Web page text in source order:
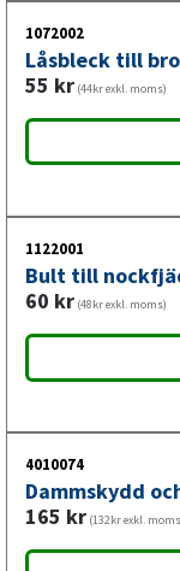
1072002
Låsbleck till
55 kr (44kr exkl. moms)
1122001
Bult till
60 kr (48kr exkl. moms)
4010074
Dammskydd
165 kr (132kr exkl.